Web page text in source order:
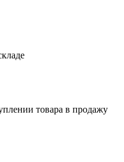
товара в продажу